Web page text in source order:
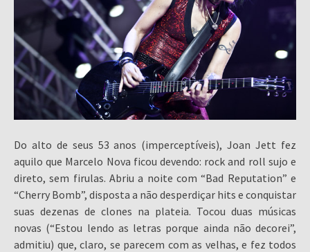
Do alto de seus 53 anos (imperceptíveis), Joan Jett fez
aquilo que Marcelo Nova ficou devendo: rock and roll sujo e
direto, sem firulas. Abriu a noite com “Bad Reputation” e
“Cherry Bomb”, disposta a não desperdiçar hits e conquistar
suas dezenas de clones na plateia. Tocou duas músicas
novas (“Estou lendo as letras porque ainda não decorei”,
admitiu) que, claro, se parecem com as velhas, e fez todos